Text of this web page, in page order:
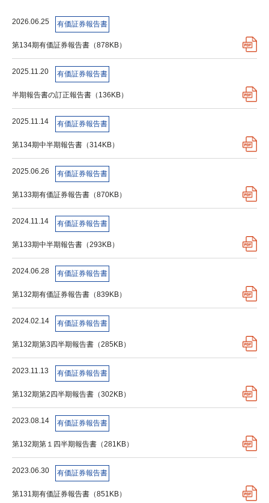
2026.06.25 有価証券報告書
第134期有価証券報告書（878KB）
2025.11.20 有価証券報告書
半期報告書の訂正報告書（136KB）
2025.11.14 有価証券報告書
第134期中半期報告書（314KB）
2025.06.26 有価証券報告書
第133期有価証券報告書（870KB）
2024.11.14 有価証券報告書
第133期中半期報告書（293KB）
2024.06.28 有価証券報告書
第132期有価証券報告書（839KB）
2024.02.14 有価証券報告書
第132期第3四半期報告書（285KB）
2023.11.13 有価証券報告書
第132期第2四半期報告書（302KB）
2023.08.14 有価証券報告書
第132期第１四半期報告書（281KB）
2023.06.30 有価証券報告書
第131期有価証券報告書（851KB）